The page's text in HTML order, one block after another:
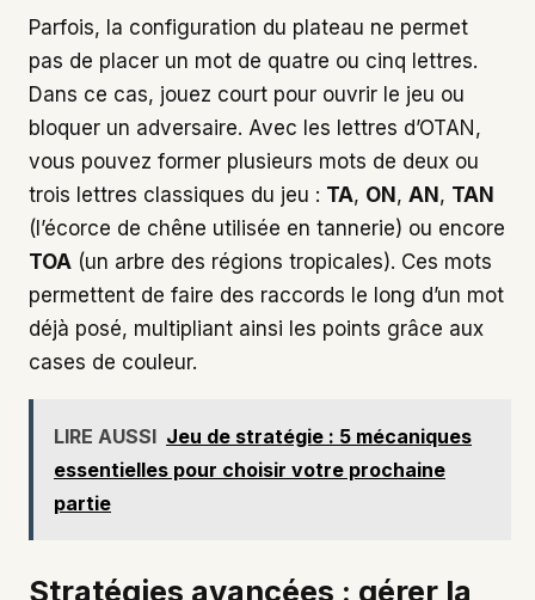
Parfois, la configuration du plateau ne permet
pas de placer un mot de quatre ou cinq lettres.
Dans ce cas, jouez court pour ouvrir le jeu ou
bloquer un adversaire. Avec les lettres d’OTAN,
vous pouvez former plusieurs mots de deux ou
trois lettres classiques du jeu : TA, ON , AN , TAN
(l’écorce de chêne utilisée en tannerie) ou encore
TOA (un arbre des régions tropicales). Ces mots
permettent de faire des raccords le long d’un mot
déjà posé, multipliant ainsi les points grâce aux
cases de couleur.
LIRE AUSSI Jeu de stratégie : 5 mécaniques
essentielles pour choisir votre prochaine
partie
Stratégies avancées : gérer la